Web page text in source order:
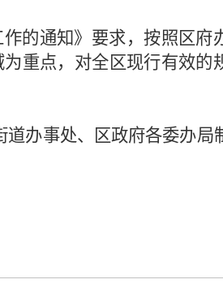
的通知》要求，按照区府
重点，对全区现行有效的
办事处、区政府各委办局